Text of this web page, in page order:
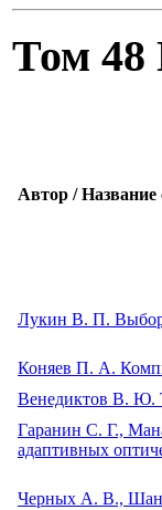
Том
Автор / Название
Лукин В. П. Выбор
Коняев П. А.
Венедиктов В. Ю.
Гаранин С. Г.,
адаптивных
Черных А. В.,